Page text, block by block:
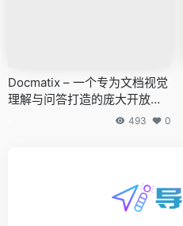
Docmatix – 一个专为文档视觉
理解与问答打造的庞大开放数
493 0